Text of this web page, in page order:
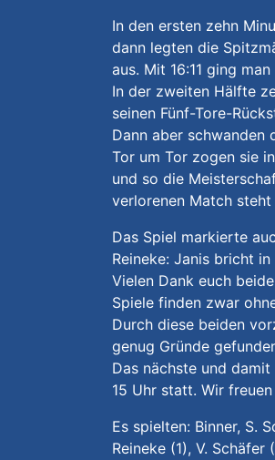
In den ersten zehn
dann legten die
aus. Mit 16:11 ging
In der zweiten Hälfte
seinen Fünf-Tore-
Dann aber schwanden
Tor um Tor zogen sie
und so die
verlorenen Match
Das Spiel markierte
Reineke: Janis bricht
Vielen Dank euch
Spiele finden zwar
Durch diese beiden
genug Gründe
Das nächste und
15 Uhr statt. Wir
Es spielten: Binner, S.
Reineke (1), V. Schäfer